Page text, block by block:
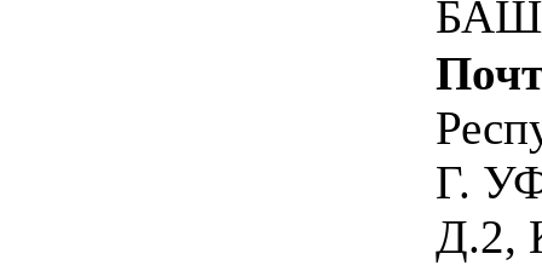
Г.
Д.2,